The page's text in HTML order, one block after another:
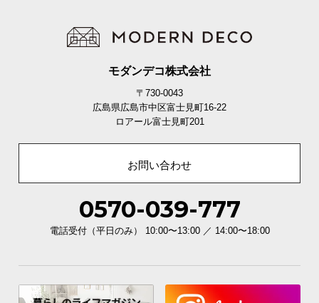
モダンデコ株式会社
〒730-0043
広島県広島市中区富士見町16-22
ロアール富士見町201
お問い合わせ
0570-039-777
電話受付（平日のみ） 10:00〜13:00 ／ 14:00〜18:00